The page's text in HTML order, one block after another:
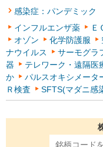
感染症：パンデミック
インフルエンザ薬
Ｅ
オゾン
化学防護服
ナウイルス
サーモグラ
器
テレワーク・遠隔医
か
パルスオキシメータ
Ｒ検査
SFTS(マダニ感